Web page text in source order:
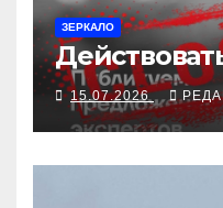
ЗЕРКАЛО
15.07.2026